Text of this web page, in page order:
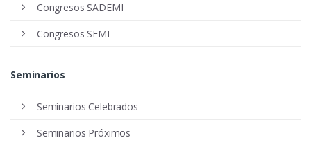
Congresos SADEMI
Congresos SEMI
Seminarios
Seminarios Celebrados
Seminarios Próximos